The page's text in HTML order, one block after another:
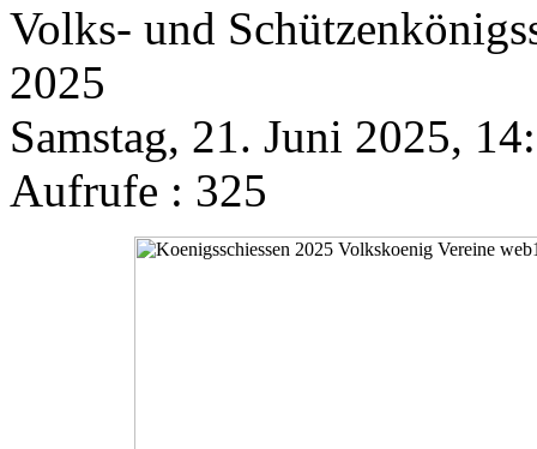
Volks- und
2025
Samstag, 21. Juni 2025,
Aufrufe : 325